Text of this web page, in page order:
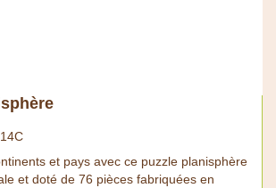
et pays avec ce puzzle planisphère
et doté de 76 pièces fabriquées en